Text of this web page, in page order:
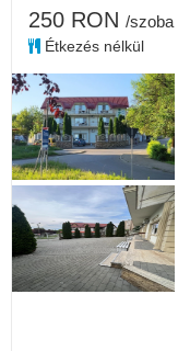
250 RON /szoba
Étkezés nélkül